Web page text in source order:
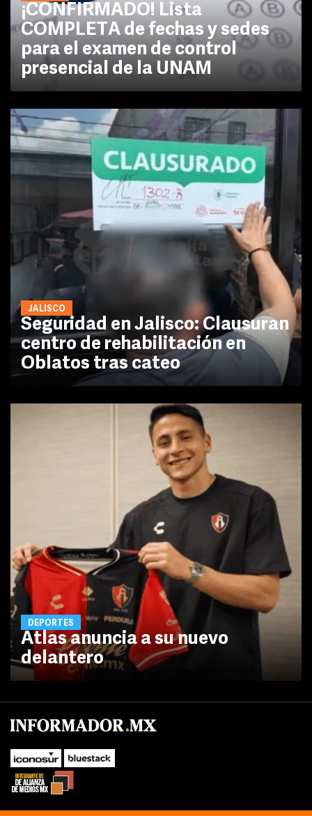
¡CONFIRMADO! Lista
COMPLETA de fechas y sedes
para el examen de control
presencial de la UNAM
JALISCO
Seguridad en Jalisco: Clausuran
centro de rehabilitación en
Oblatos tras cateo
DEPORTES
Atlas anuncia a su nuevo
delantero